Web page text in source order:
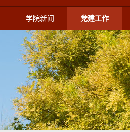
学院新闻 党建工作